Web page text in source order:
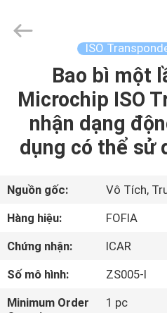
TRANG
CHỦ
CÁC
PHẨM
VIDEO
VỀ
CHÚNG
Technology
ISO
Bao bì một
Microchip ISO
nhận dạng
dụng có thể sử
Nguồn gốc:
Vô Tích,
Hàng hiệu:
FOFIA
Chứng nhận:
ICAR
Số mô hình:
ZS005-I
Minimum Order
1 pc